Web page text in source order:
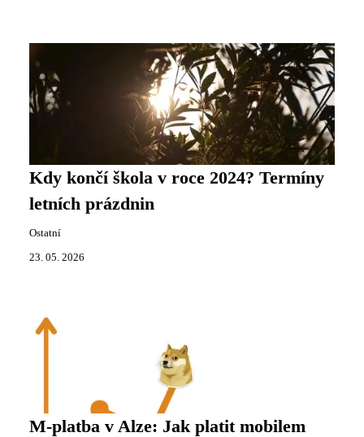
Kdy končí škola v roce 2024? Termíny
letních prázdnin
Ostatní
23. 05. 2026
M-platba v Alze: Jak platit mobilem